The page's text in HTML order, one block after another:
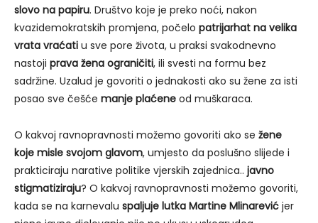
slovo na papiru. Društvo koje je preko noći, nakon
kvazidemokratskih promjena, počelo patrijarhat na velika
vrata vraćati u sve pore života, u praksi svakodnevno
nastoji prava žena ograničiti, ili svesti na formu bez
sadržine. Uzalud je govoriti o jednakosti ako su žene za isti
posao sve češće manje plaćene od muškaraca.
O kakvoj ravnopravnosti možemo govoriti ako se žene
koje misle svojom glavom, umjesto da poslušno slijede i
prakticiraju narative politike vjerskih zajednica.. javno
stigmatiziraju? O kakvoj ravnopravnosti možemo govoriti,
kada se na karnevalu spaljuje lutka Martine Mlinarević jer